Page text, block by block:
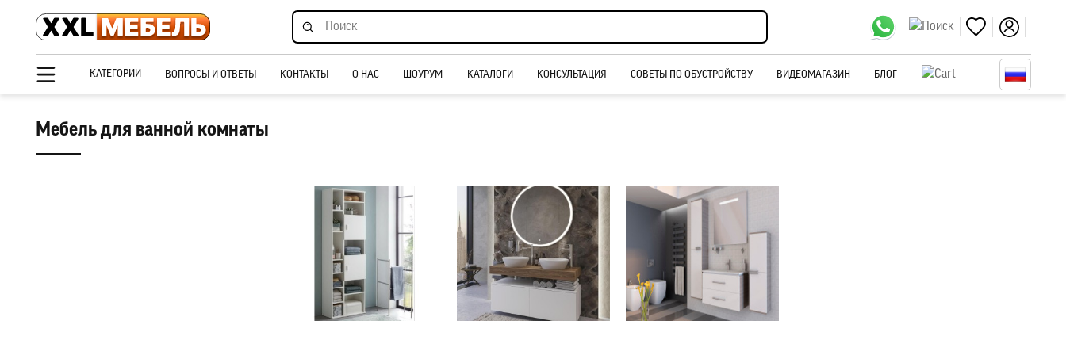
КАТЕГОРИИ ВОПРОСЫ И ОТВЕТЫ КОНТАКТЫ О НАС ШОУРУМ КАТАЛОГИ КОНСУЛЬТАЦИЯ СОВЕТЫ ПО ОБУСТРОЙСТВУ ВИДЕОМАГАЗИН БЛОГ
Мебель для ванной комнаты